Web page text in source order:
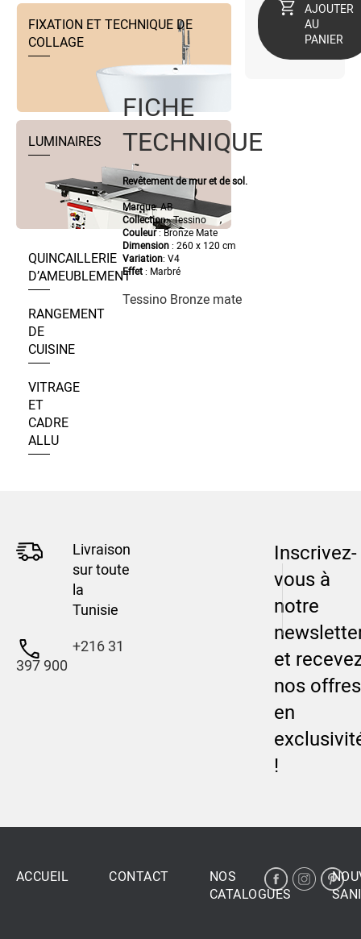
FIXATION ET TECHNIQUE DE
COLLAGE
LUMINAIRES
QUINCAILLERIE
D’AMEUBLEMENT
RANGEMENT
DE
CUISINE
VITRAGE
ET
CADRE
ALLU
AJOUTER
AU
PANIER
FICHE
TECHNIQUE
Revêtement de mur et de sol.
Marque: AB
Collection: Tessino
Couleur: Bronze Mate
Dimension: 260 x 120 cm
Variation: V4
Effet : Marbré
Tessino Bronze mate
Livraison
sur toute
la
Tunisie
+216 31
397 900
Inscrivez-
vous à
notre
et
nos offres
en
!
ACCUEIL CONTACT
NOS
CATALOGUES